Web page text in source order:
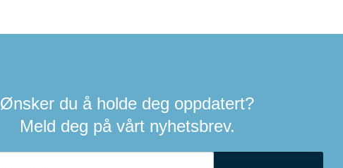
Ønsker du å holde deg oppdatert?
Meld deg på vårt nyhetsbrev.